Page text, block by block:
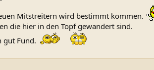
Mitstreitern wird bestimmt kommen.
die hier in den Topf gewandert sind.
gut Fund.